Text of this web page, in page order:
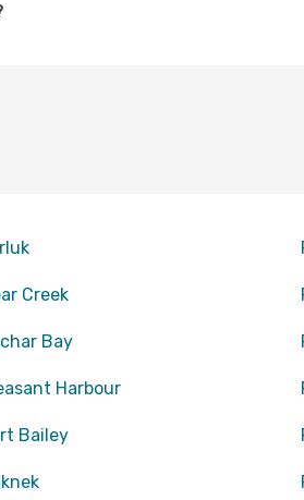
Creek
Bay
Harbour
Bailey